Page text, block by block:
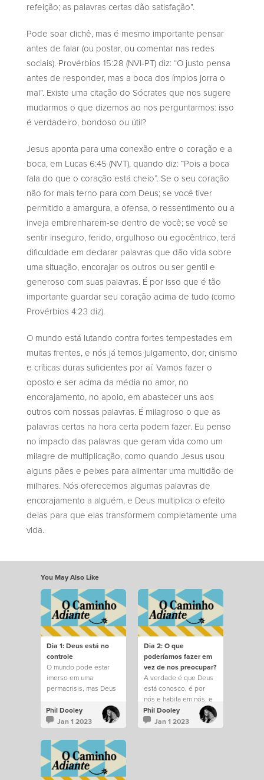
refeição; as palavras certas dão satisfação”.
Pode soar clichê, mas é mesmo importante pensar
antes de falar (ou postar, ou comentar nas redes
sociais). Provérbios 15:28 (NVI-PT) diz: “O justo pensa
antes de responder, mas a boca dos ímpios jorra o
mal”. Existe uma citação do Sócrates que nos sugere
mudarmos o que dizemos ao nos perguntarmos: isso
é verdadeiro, bondoso ou útil?
Jesus aponta para uma conexão entre o coração e a
boca, em Lucas 6:45 (NVT), quando diz: “Pois a boca
fala do que o coração está cheio”. Se o seu coração
não for mais terno para com Deus; se você tiver
permitido a amargura, a ofensa, o ressentimento ou a
inveja embrenharem-se dentro de você; se você se
sentir inseguro, ferido, orgulhoso ou egocêntrico, terá
dificuldade em declarar palavras que dão vida sobre
uma situação, encorajar os outros ou ser gentil e
generoso com suas palavras. É por isso que é tão
importante guardar seu coração acima de tudo (como
Provérbios 4:23 diz).
O mundo está lutando contra fortes tempestades em
muitas frentes, e nós já temos julgamento, dor, cinismo
e críticas duras suficientes por aí. Vamos fazer o
oposto e ser acima da média no amor, no
encorajamento, no apoio, em abastecer uns aos
outros com nossas palavras. É milagroso o que as
palavras certas na hora certa podem fazer. Eu penso
no impacto das palavras que geram vida como um
milagre de multiplicação, como quando Jesus usou
alguns pães e peixes para alimentar uma multidão de
milhares. Nós oferecemos algumas palavras de
encorajamento a alguém, e Deus multiplica o efeito
delas para que elas transformem completamente uma
vida.
You May Also Like
Dia 1: Deus está no
controle
O mundo pode estar
imerso em uma
permacrisis, mas Deus
de tudo.
Phil Dooley
Jan 1 2023
Dia 2: O que
poderíamos fazer em
vez de nos preocupar?
A verdade é que Deus
está conosco, é por
nós e habita em nós, e
saber disso muda tudo.
Phil Dooley
Jan 1 2023